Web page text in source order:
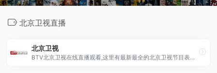
北京卫视直播
北京卫视
BTV北京卫视在线直播观看,这里有最新最全的北京卫视节目表，现场高清回放北京电视台所有频道节目。